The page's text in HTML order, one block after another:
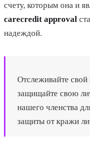
счету, которым она и
carecredit approval
надеждой.
Отслеживайте
защищайте свою
нашего членства
защиты от кражи